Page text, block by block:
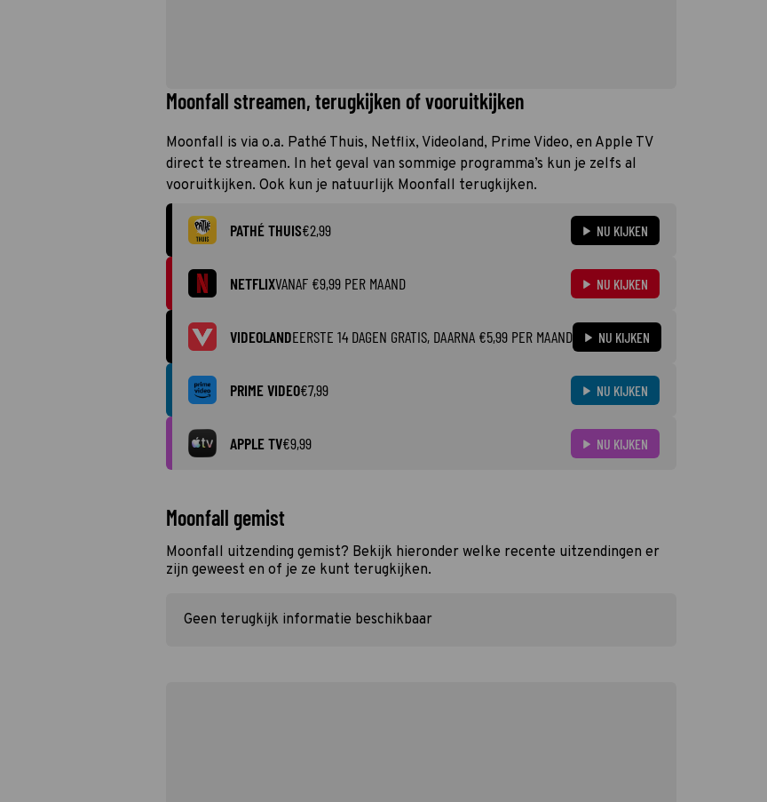
Moonfall streamen, terugkijken of vooruitkijken
Moonfall is via o.a. Pathé Thuis, Netflix, Videoland, Prime Video, en Apple TV
direct te streamen. In het geval van sommige programma’s kun je zelfs al
vooruitkijken. Ook kun je natuurlijk Moonfall terugkijken.
PATHÉ THUIS€2,99 NU KIJKEN
NETFLIXVANAF €9,99 PER MAAND NU KIJKEN
VIDEOLANDEERSTE 14 DAGEN GRATIS, DAARNA €5,99 PER MAAND NU KIJKEN
PRIME VIDEO€7,99 NU KIJKEN
APPLE TV€9,99 NU KIJKEN
Moonfall gemist
Moonfall uitzending gemist? Bekijk hieronder welke recente uitzendingen er
zijn geweest en of je ze kunt terugkijken.
Geen terugkijk informatie beschikbaar